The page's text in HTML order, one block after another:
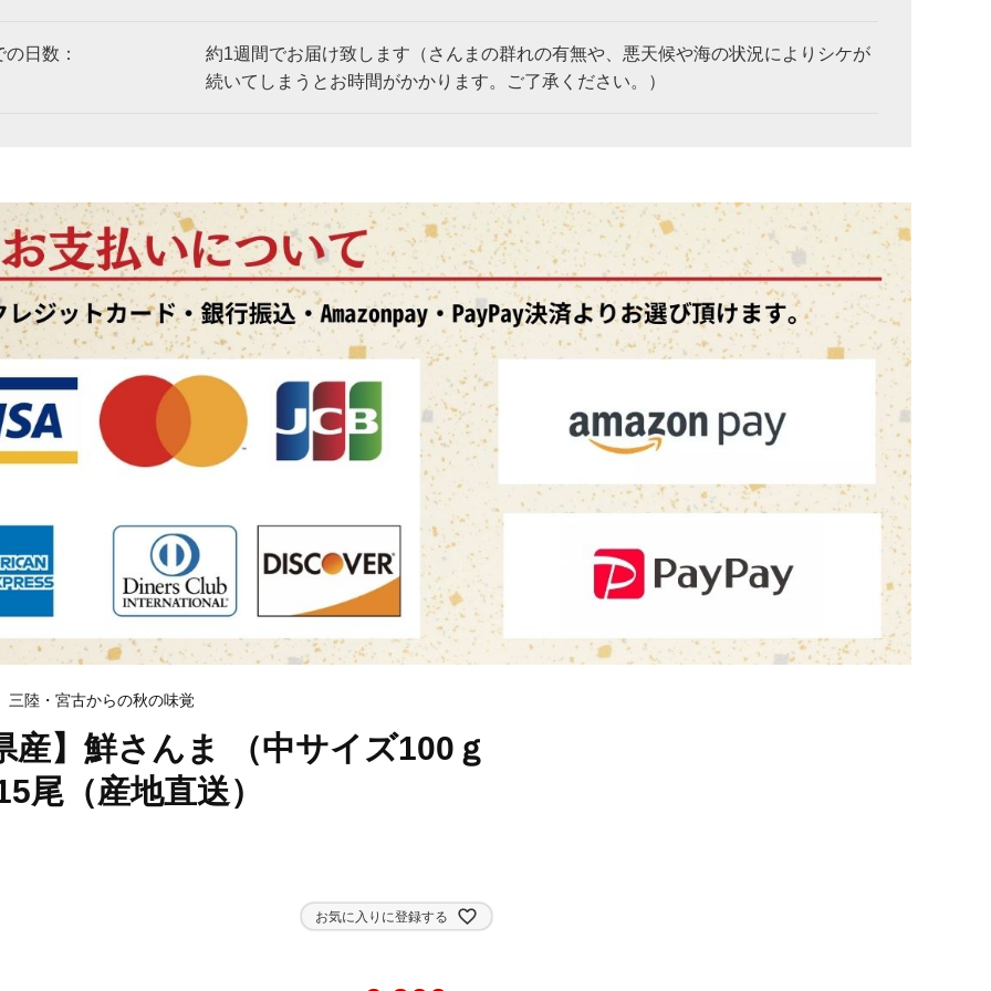
日数：
約1週間でお届け致します（さんまの群れの有無や、悪天候や海の状況によりシケが
続いてしまうとお時間がかかります。ご了承ください。）
三陸・宮古からの秋の味覚
産】鮮さんま （中サイズ100ｇ
尾（産地直送）
お気に入りに登録する